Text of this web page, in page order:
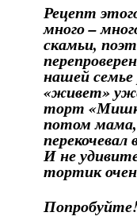
Рецепт
много –
скамьи,
нашей
«живет»
торт
потом
И не
тортик